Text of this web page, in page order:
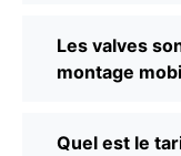
Les valves
montage
Quel est le